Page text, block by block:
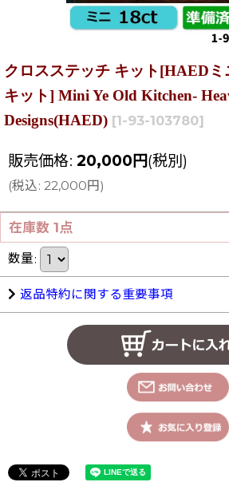
クロスステッチ キット[HAED
キット] Mini Ye Old Kitchen-
Designs(HAED) [1-93-103780]
販売価格: 20,000 円(税別)
(税込: 22,000円 )
在庫数 1点
数量:
返品特約に関する重要事項